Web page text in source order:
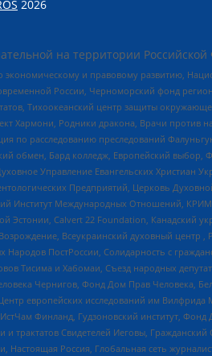
2026
на территории
и правовому развитию,
России, Черноморский фонд
Тихоокеанский центр защиты
Хармони, Родники дракона, Врачи против
по расследованию преследований
обмен, Бард колледж, Европейский выбор,
Управление Евангельских Христиан
Предприятий, Церковь
Институт Международных Отношений,
Calvert 22 Foundation, Канадский
Всеукраинский духовный центр ,
ПостРоссии, Солидарность с
Тисима и Хабомаи, Съезд народных
Чернигов, Фонд Дом Прав Человека,
европейских исследований им Вилфрида
Финланд, Гудзоновский институт, Фонд
Свидетелей Иеговы, Гражданский
Россия, Глобальная сеть